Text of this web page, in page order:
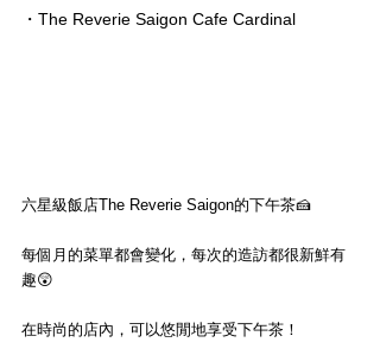
・The Reverie Saigon Cafe Cardinal
六星級飯店The Reverie Saigon的下午茶🍰
每個月的菜單都會變化，每次的造訪都很新鮮有
趣😲
在時尚的店內，可以悠閒地享受下午茶！